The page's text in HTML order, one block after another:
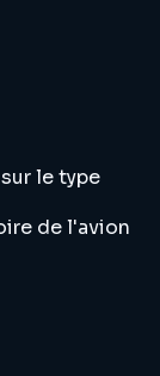
le type
de l'avion